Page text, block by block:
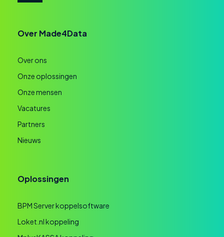
Over Made4Data
Over ons
Onze oplossingen
Onze mensen
Vacatures
Partners
Nieuws
Oplossingen
BPM Server koppelsoftware
Loket.nl koppeling